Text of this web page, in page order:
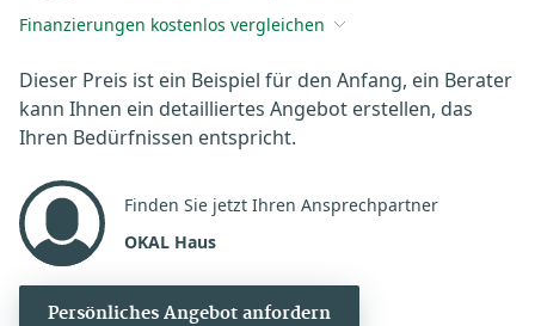
Finanzierungen kostenlos vergleichen
Dieser Preis ist ein Beispiel für den Anfang, ein Berater
kann Ihnen ein detailliertes Angebot erstellen, das
Ihren Bedürfnissen entspricht.
Finden Sie jetzt Ihren Ansprechpartner
OKAL Haus
Persönliches Angebot anfordern